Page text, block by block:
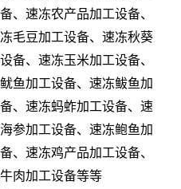
、速冻农产品加工设备、
毛豆加工设备、速冻秋葵
备、速冻玉米加工设备、
鱼加工设备、速冻鲅鱼加
、速冻蚂蚱加工设备、速
参加工设备、速冻鲍鱼加
、速冻鸡产品加工设备、
肉加工设备等等